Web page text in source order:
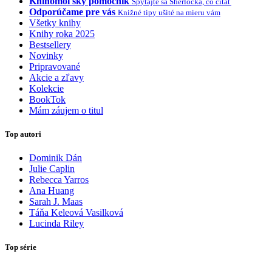
Odporúčame pre vás Knižné tipy ušité na mieru vám
Všetky knihy
Knihy roka 2025
Bestsellery
Novinky
Pripravované
Akcie a zľavy
Kolekcie
BookTok
Mám záujem o titul
Top autori
Dominik Dán
Julie Caplin
Rebecca Yarros
Ana Huang
Sarah J. Maas
Táňa Keleová Vasilková
Lucinda Riley
Top série